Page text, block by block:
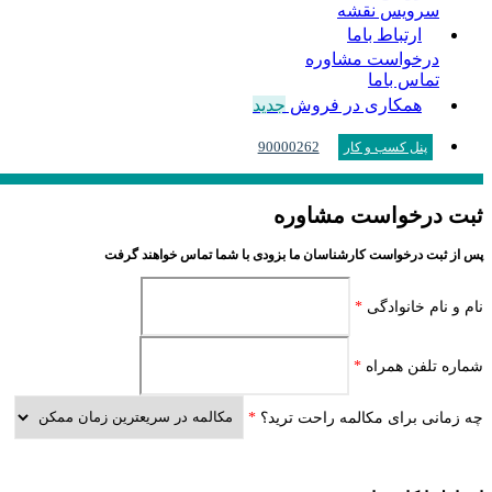
سرویس نقشه
ارتباط باما
درخواست مشاوره
تماس باما
همکاری در فروش جدید
پنل کسب و کار 90000262
ثبت درخواست مشاوره
پس از ثبت درخواست کارشناسان ما بزودی با شما تماس خواهند گرفت
نام و نام خانوادگی *
شماره تلفن همراه *
چه زمانی برای مکالمه راحت ترید؟ *